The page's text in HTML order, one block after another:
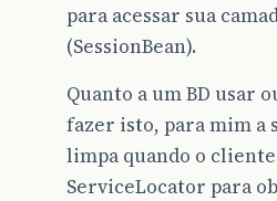
para acessar sua
(SessionBean).
Quanto a um BD usar
fazer isto, para mim a
limpa quando o
ServiceLocator para